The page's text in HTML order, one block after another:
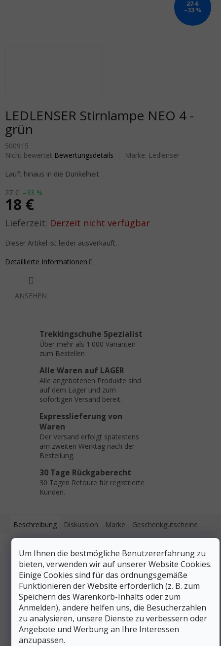
Um Ihnen die bestmögliche Benutzererfahrung zu
bieten, verwenden wir auf unserer Website Cookies.
Einige Cookies sind für das ordnungsgemäße
Funktionieren der Website erforderlich (z. B. zum
Speichern des Warenkorb-Inhalts oder zum
Anmelden), andere helfen uns, die Besucherzahlen
zu analysieren, unsere Dienste zu verbessern oder
Angebote und Werbung an Ihre Interessen
anzupassen.
27 €
–33 %
LEDLENSER Stirnlampe NEO 4 -
grün
500915
Die durchschnittliche Produktbewertung ist 0,0 von 5 Sternen.
Nicht bewertet Bewertungsdetails Marke: Ledlenser
27 € –33 %
18 €
Verkaufspreis: Derzeit nicht verfügbar
Dieser Artikel ist leider ausverkauft…
Lauft hinaus in die Dunkelheit.
Detaillierte Informationen
ANSEHEN
Trekkingschuhe Spezialist
Über mehr als 1.000 Varianten
zum Bestellen
Alle Waren auf LAGER
Alle angebotenen Produkte sind
auf dem Lager und zum
sofortigen Versand bereit.
Expresslieferung von
Waren
Der Versand erfolgt spätestens
am zweiten Werktag nach der
Bestellung.
30 Tage Rückgaberecht
30 Tagen Retoure für registrierte
Kunden.
Beschreibung Diskussion Marke Geschenkgutscheine
Produktdetailbeschreibung
Die neue Ledlenser NEO 4 Stirnlampe wurde speziell für
Läufer entwickelt. Sie bietet eine Leistung von bis zu 240 lm
und eine Akkulaufzeit von bis zu 40 Stunden. Dank des
roten Rücklichts wird der Läufer von allen Seiten sicher
ausgeleuchtet. Nur 100 g Gewicht, hohe
Komfortmaterialien, staub- und wasserdicht nach IP57,
Frühwarnfunktion für entladene Batterien, rotes Rücklicht.